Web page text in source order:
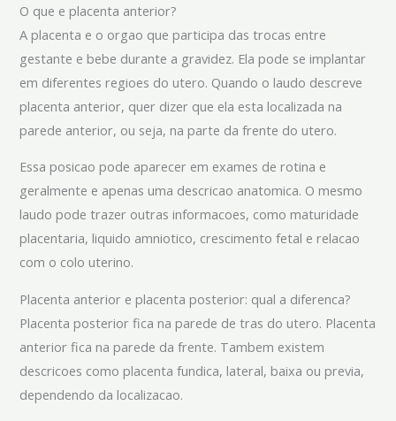
O que e placenta anterior?
A placenta e o orgao que participa das trocas entre
gestante e bebe durante a gravidez. Ela pode se implantar
em diferentes regioes do utero. Quando o laudo descreve
placenta anterior, quer dizer que ela esta localizada na
parede anterior, ou seja, na parte da frente do utero.
Essa posicao pode aparecer em exames de rotina e
geralmente e apenas uma descricao anatomica. O mesmo
laudo pode trazer outras informacoes, como maturidade
placentaria, liquido amniotico, crescimento fetal e relacao
com o colo uterino.
Placenta anterior e placenta posterior: qual a diferenca?
Placenta posterior fica na parede de tras do utero. Placenta
anterior fica na parede da frente. Tambem existem
descricoes como placenta fundica, lateral, baixa ou previa,
dependendo da localizacao.